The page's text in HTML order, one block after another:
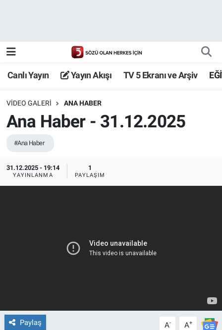
Canlı Yayın Yayın Akışı TV 5 Ekranı ve Arşiv
VIDEO GALERI ANA HABER
Ana Haber - 31.12.2025
#Ana Haber
31.12.2025 - 19:14
YAYINLANMA
1
PAYLAŞIM
Paylaş A- A+
TV 5 Ekranı ve Arşiv